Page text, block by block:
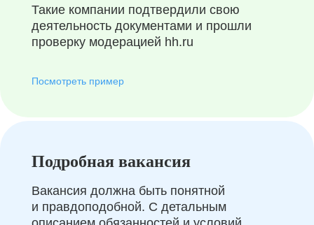
Такие компании подтвердили свою
деятельность документами и прошли
проверку модерацией hh.ru
Посмотреть пример
Подробная вакансия
Вакансия должна быть понятной
и правдоподобной. С детальным